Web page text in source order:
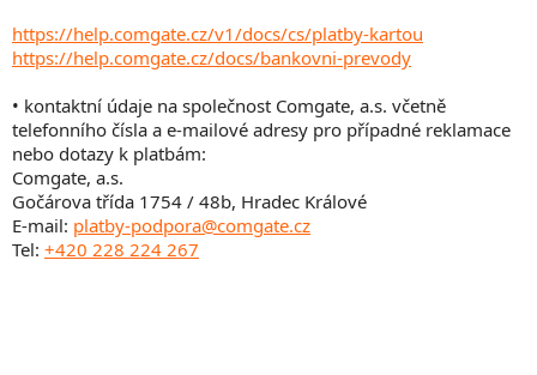
https://help.comgate.cz/v1/docs/cs/platby-kartou
https://help.comgate.cz/docs/bankovni-prevody
• kontaktní údaje na společnost Comgate, a.s. včetně
telefonního čísla a e-mailové adresy pro případné reklamace
nebo dotazy k platbám:
Comgate, a.s.
Gočárova třída 1754 / 48b, Hradec Králové
E-mail: platby-podpora@comgate.cz
Tel: +420 228 224 267